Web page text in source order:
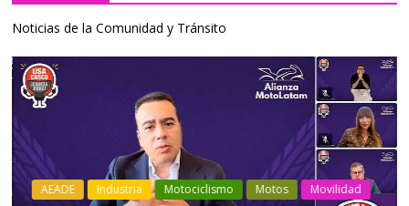
Noticias de la Comunidad y Tránsito
Industria Movilidad Transporte Varios